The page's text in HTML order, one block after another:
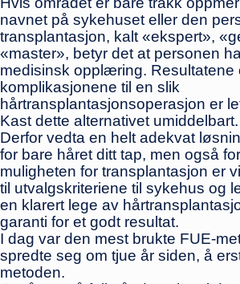
navnet på sykehuset eller den
transplantasjon, kalt «ekspert»,
«master», betyr det at personen
medisinsk opplæring. Resultatene
komplikasjonene til en slik
hårtransplantasjonsoperasjon er
Kast dette alternativet umiddelbart.
Derfor vedta en helt adekvat
for bare håret ditt tap, men også
muligheten for transplantasjon er
til utvalgskriteriene til sykehus og
en klarert lege av
garanti for et godt resultat.
I dag var den mest brukte FUE-
spredte seg om tjue år siden, å
metoden.